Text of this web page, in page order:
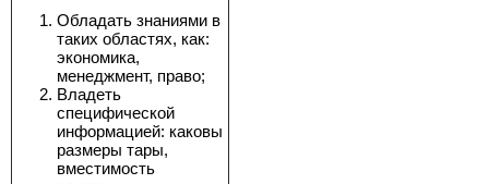
Обладать знаниями в
таких областях, как:
экономика,
менеджмент, право;
Владеть
специфической
информацией: каковы
размеры тары,
вместимость